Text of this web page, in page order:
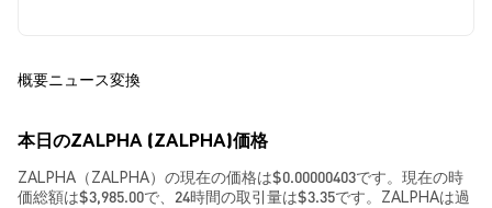
概要ニュース変換
本日のZALPHA (ZALPHA)価格
ZALPHA（ZALPHA）の現在の価格は$0.00000403です。現在の時
価総額は$3,985.00で、24時間の取引量は$3.35です。ZALPHAは過